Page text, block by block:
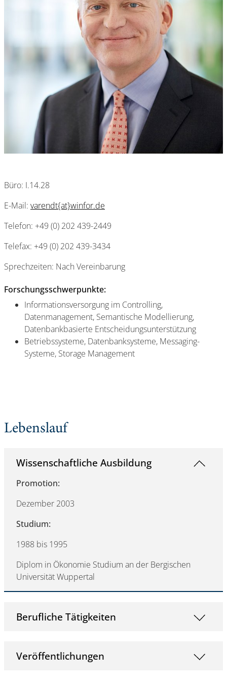
Büro: I.14.28
E-Mail: varendt{at}winfor.de
Telefon: +49 (0) 202 439-2449
Telefax: +49 (0) 202 439-3434
Sprechzeiten: Nach Vereinbarung
Forschungsschwerpunkte:
Informationsversorgung im Controlling,
Datenmanagement, Semantische Modellierung,
Datenbankbasierte Entscheidungsunterstützung
Betriebssysteme, Datenbanksysteme, Messaging-
Systeme, Storage Management
Lebenslauf
Wissenschaftliche Ausbildung
Promotion:
Dezember 2003
Studium:
1988 bis 1995
Diplom in Ökonomie Studium an der Bergischen
Universität Wuppertal
Berufliche Tätigkeiten
Veröffentlichungen